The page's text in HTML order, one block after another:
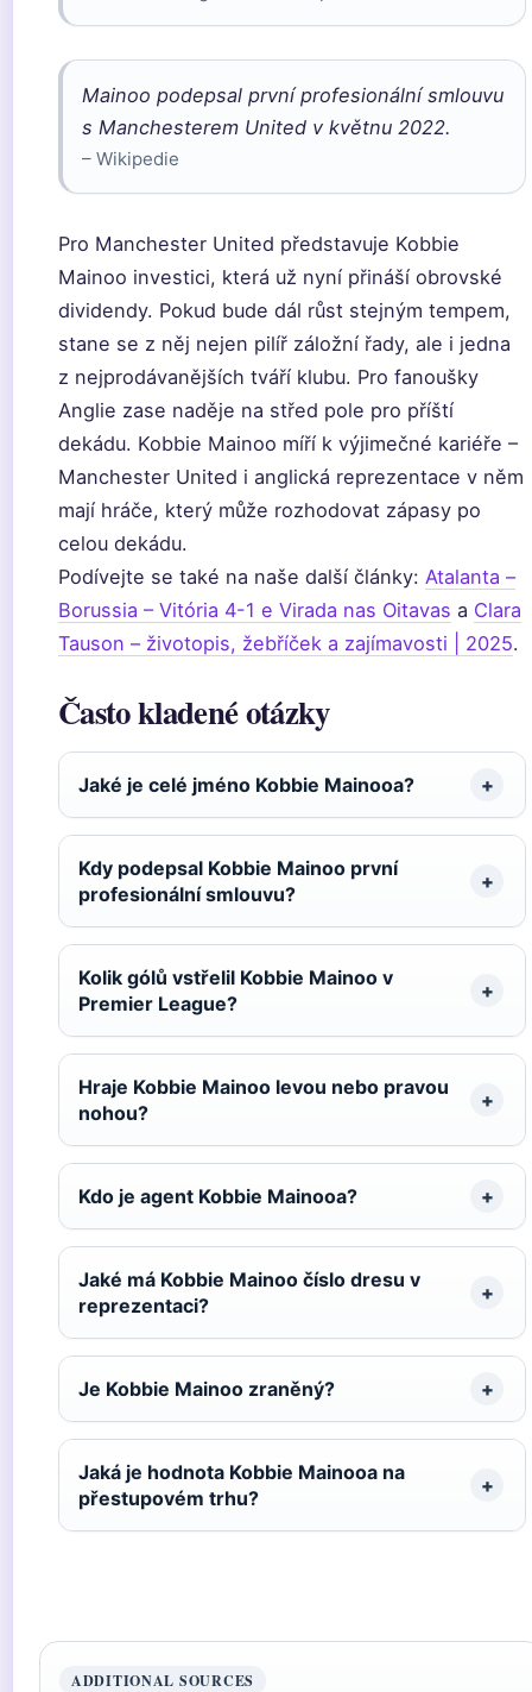
Mainoo podepsal první profesionální smlouvu
s Manchesterem United v květnu 2022.
– Wikipedie
Pro Manchester United představuje Kobbie
Mainoo investici, která už nyní přináší obrovské
dividendy. Pokud bude dál růst stejným tempem,
stane se z něj nejen pilíř záložní řady, ale i jedna
z nejprodávanějších tváří klubu. Pro fanoušky
Anglie zase naděje na střed pole pro příští
dekádu. Kobbie Mainoo míří k výjimečné kariéře –
Manchester United i anglická reprezentace v něm
mají hráče, který může rozhodovat zápasy po
celou dekádu.
Podívejte se také na naše další články: Atalanta –
Borussia – Vitória 4-1 e Virada nas Oitavas a Clara
Tauson – životopis, žebříček a zajímavosti | 2025.
Často kladené otázky
Jaké je celé jméno Kobbie Mainooa?
Kdy podepsal Kobbie Mainoo první
profesionální smlouvu?
Kolik gólů vstřelil Kobbie Mainoo v
Premier League?
Hraje Kobbie Mainoo levou nebo pravou
nohou?
Kdo je agent Kobbie Mainooa?
Jaké má Kobbie Mainoo číslo dresu v
reprezentaci?
Je Kobbie Mainoo zraněný?
Jaká je hodnota Kobbie Mainooa na
přestupovém trhu?
ADDITIONAL SOURCES